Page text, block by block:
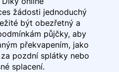
žádosti jednoduchý
být obezřetný a
půjčky, aby
překvapením, jako
pozdní splátky nebo
splacení.